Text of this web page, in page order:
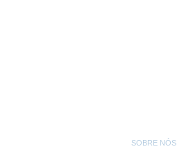
SOBRE NÓS